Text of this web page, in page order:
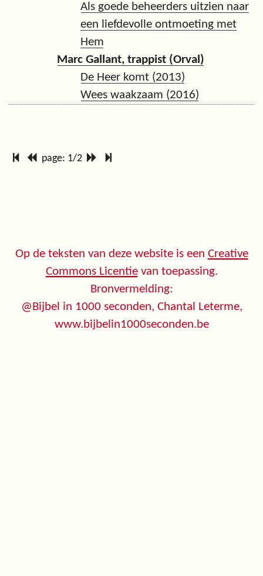
Als goede beheerders uitzien naar
een liefdevolle ontmoeting met
Hem
Marc Gallant, trappist (Orval)
De Heer komt (2013)
Wees waakzaam (2016)
page: 1/2
Op de teksten van deze website is een Creative
Commons Licentievan toepassing.
Bronvermelding:
@Bijbel in 1000 seconden, Chantal Leterme,
www.bijbelin1000seconden.be